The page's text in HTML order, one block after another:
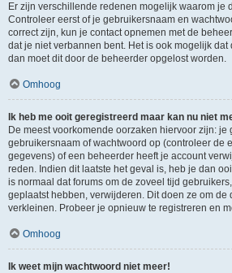
Er zijn verschillende redenen mogelijk waarom je
Controleer eerst of je gebruikersnaam en
correct zijn, kun je contact opnemen met de
dat je niet verbannen bent. Het is ook mogelijk dat
dan moet dit door de beheerder opgelost worden.
Omhoog
Ik heb me ooit geregistreerd maar kan nu niet
De meest voorkomende oorzaken hiervoor zijn: je
gebruikersnaam of wachtwoord op (controleer de
gegevens) of een beheerder heeft je account
reden. Indien dit laatste het geval is, heb je dan
is normaal dat forums om de zoveel tijd
geplaatst hebben, verwijderen. Dit doen ze om de
verkleinen. Probeer je opnieuw te registreren en
Omhoog
Ik weet mijn wachtwoord niet meer!